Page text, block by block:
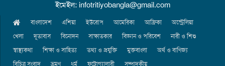
ইমেইল: infotritiyobangla@gmail.com
বাংলাদেশ এশিয়া ইউরোপ আমেরিকা আফ্রিকা
অস্ট্রেলিয়া
খেলা
দূতাবাস বিনোদন সাক্ষাতকার বিজ্ঞান ও পরিবেশ
নারী ও শিশু
স্বাস্থ্যকথা
শিক্ষা ও সাহিত্য তথ্য ও প্রযুক্তি মুক্তবাংলা
অর্থ ও বাণিজ্য
বিচিত্র সংবাদ
ভ্রমণ ধর্ম ফটোগ্যালারী সম্পাদকীয়